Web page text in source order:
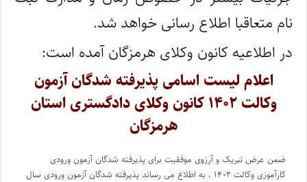
نام متعاقبا اطلاع رسانی خواهد شد.
در اطلاعیه کانون وکلای هرمزگان آمده است:
اعلام لیست اسامی پذیرفته شدگان آزمون
وکالت ۱۴۰۲ کانون وکلای دادگستری استان
هرمزگان
ضمن عرض تبریک و آرزوی موفقیت برای پذیرفته شدگان آزمون ورودی
کارآموزی وکالت ۱۴۰۲ ، به اطلاع می رساند پذیرفته شدگان آزمون ورودی سال